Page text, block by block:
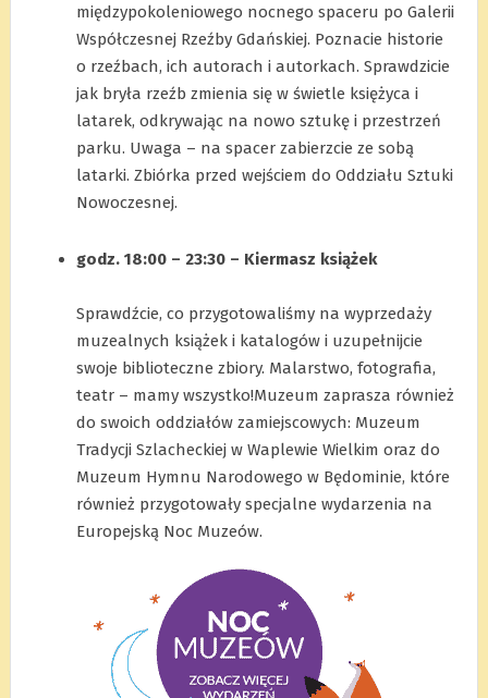
międzypokoleniowego nocnego spaceru po Galerii
Współczesnej Rzeźby Gdańskiej. Poznacie historie
o rzeźbach, ich autorach i autorkach. Sprawdzicie
jak bryła rzeźb zmienia się w świetle księżyca i
latarek, odkrywając na nowo sztukę i przestrzeń
parku. Uwaga – na spacer zabierzcie ze sobą
latarki. Zbiórka przed wejściem do Oddziału Sztuki
Nowoczesnej.
godz. 18:00 – 23:30 – Kiermasz książek
Sprawdźcie, co przygotowaliśmy na wyprzedaży
muzealnych książek i katalogów i uzupełnijcie
swoje biblioteczne zbiory. Malarstwo, fotografia,
teatr – mamy wszystko!Muzeum zaprasza również
do swoich oddziałów zamiejscowych: Muzeum
Tradycji Szlacheckiej w Waplewie Wielkim oraz do
Muzeum Hymnu Narodowego w Będominie, które
również przygotowały specjalne wydarzenia na
Europejską Noc Muzeów.